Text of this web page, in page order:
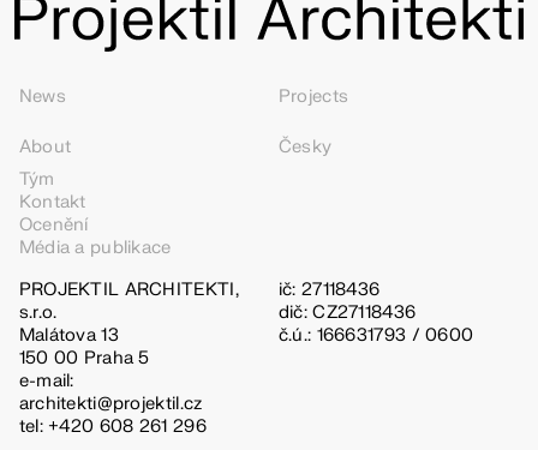
News Projects
About
Tým
Kontakt
Ocenění
Média a publikace
Česky
PROJEKTIL ARCHITEKTI,
s.r.o.
Malátova 13
150 00 Praha 5
e-mail:
architekti@projektil.cz
tel: +420 608 261 296
ič: 27118436
dič: CZ27118436
č.ú.: 166631793 / 0600